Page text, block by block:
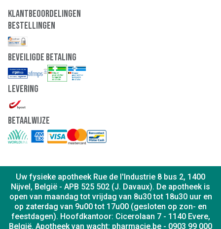
Klantbeoordelingen
Bestellingen
Beveiligde Betaling
Levering
Betaalwijze
Uw fysieke apotheek Rue de l'Industrie 8 bus 2, 1400
Nijvel, België - APB 525 502 (J. Davaux). De apotheek is
open van maandag tot vrijdag van 8u30 tot 18u30 uur en
op zaterdag van 9u00 tot 17u00 (gesloten op zon- en
feestdagen). Hoofdkantoor: Cicerolaan 7 - 1140 Evere,
België. Apotheek van wacht: pharmacie.be - 0903 99 000